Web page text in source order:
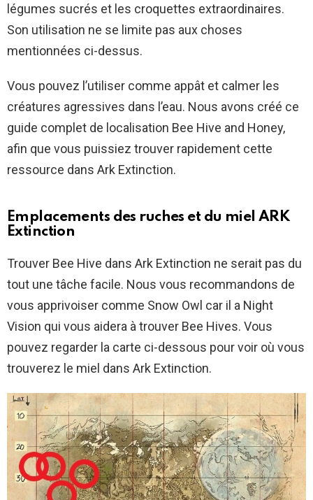
légumes sucrés et les croquettes extraordinaires.
Son utilisation ne se limite pas aux choses
mentionnées ci-dessus.
Vous pouvez l’utiliser comme appât et calmer les
créatures agressives dans l’eau. Nous avons créé ce
guide complet de localisation Bee Hive and Honey,
afin que vous puissiez trouver rapidement cette
ressource dans Ark Extinction.
Emplacements des ruches et du miel ARK
Extinction
Trouver Bee Hive dans Ark Extinction ne serait pas du
tout une tâche facile. Nous vous recommandons de
vous apprivoiser comme Snow Owl car il a Night
Vision qui vous aidera à trouver Bee Hives. Vous
pouvez regarder la carte ci-dessous pour voir où vous
trouverez le miel dans Ark Extinction.